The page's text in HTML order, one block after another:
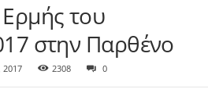
του
στην Παρθένο
2017 2308 0